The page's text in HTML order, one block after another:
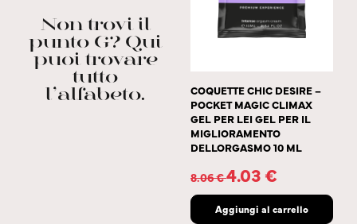
Non trovi il
punto G? Qui
puoi trovare
tutto
l’alfabeto.
COQUETTE CHIC DESIRE –
POCKET MAGIC CLIMAX
GEL PER LEI GEL PER IL
MIGLIORAMENTO
DELLORGASMO 10 ML
8.06€4.03€
Aggiungi al carrello